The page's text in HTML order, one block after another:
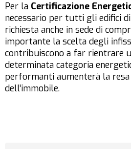
Per la Certificazione
necessario per tutti gli edifici
richiesta anche in sede di
importante la scelta degli
contribuiscono a far rientrare
determinata categoria
performanti aumenterà la
dell’immobile.